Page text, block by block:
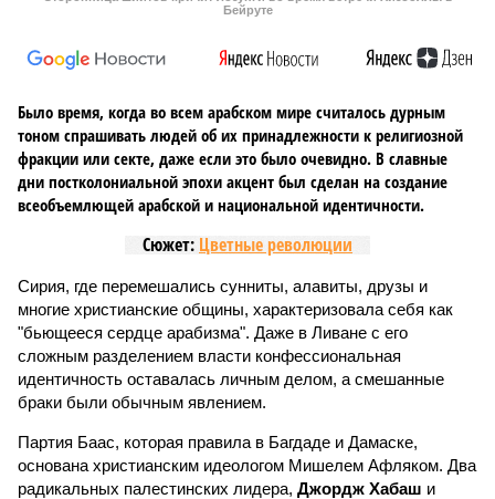
Бейруте
Было время, когда во всем арабском мире считалось дурным
тоном спрашивать людей об их принадлежности к религиозной
фракции или секте, даже если это было очевидно. В славные
дни постколониальной эпохи акцент был сделан на создание
всеобъемлющей арабской и национальной идентичности.
Сюжет: Цветные революции
Сирия, где перемешались сунниты, алавиты, друзы и
многие христианские общины, характеризовала себя как
"бьющееся сердце арабизма". Даже в Ливане с его
сложным разделением власти конфессиональная
идентичность оставалась личным делом, а смешанные
браки были обычным явлением.
Партия Баас, которая правила в Багдаде и Дамаске,
основана христианским идеологом Мишелем Афляком. Два
радикальных палестинских лидера, Джордж Хабаш и